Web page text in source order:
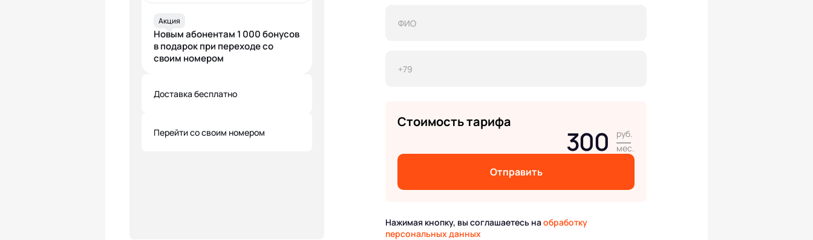
Акция
Новым абонентам 1 000 бонусов
в подарок при переходе со
своим номером
Доставка бесплатно
Перейти со своим номером
Стоимость тарифа
300
руб.
мес.
Отправить
Нажимая кнопку, вы соглашаетесь наобработку
персональных данных